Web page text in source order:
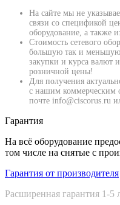
На сайте мы не
связи со спецификой
оборудование, а также
Стоимость сетевого
большую так и меньшую
закупки и курса валют
розничной цены!
Для получения
с нашим коммерческим
почте info@ciscorus.ru
Гарантия
На всё оборудование
том числе на снятые с
Гарантия от производителя
Расширенная гарантия 1-5